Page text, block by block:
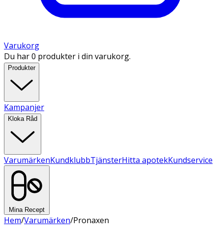
Varukorg
Du har 0 produkter i din varukorg.
Produkter
Kampanjer
Kloka Råd
VarumärkenKundklubbTjänsterHitta apotekKundservice
Mina Recept
Hem/Varumärken/Pronaxen